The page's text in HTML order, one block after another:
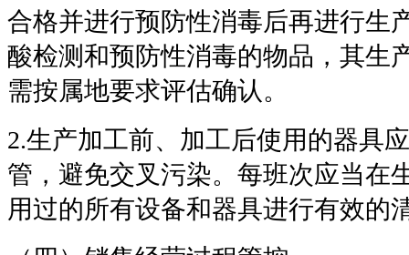
合格并进行预防性消毒后再进行生
酸检测和预防性消毒的物品，其生
需按属地要求评估确认。
2.生产加工前、加工后使用的器具
管，避免交叉污染。每班次应当在
用过的所有设备和器具进行有效的